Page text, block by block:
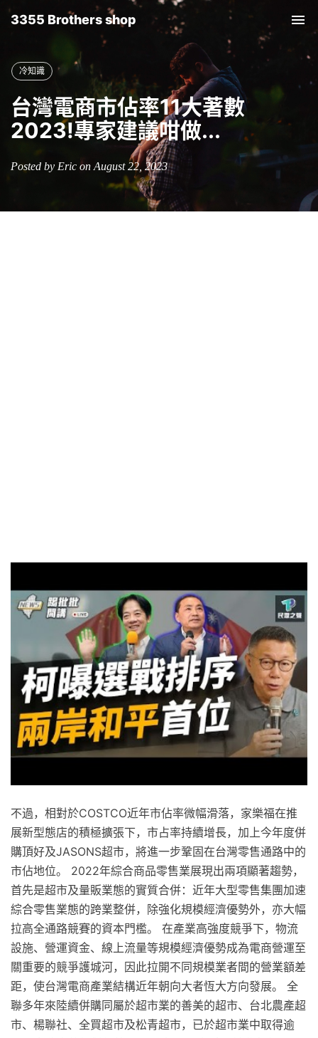
3355 Brothers shop
冷知識
台灣電商市佔率11大著數
2023!專家建議咁做...
Posted by Eric on August 22, 2023
不過，相對於COSTCO近年市佔率微幅滑落，家樂福在推
展新型態店的積極擴張下，市占率持續增長，加上今年度併
購頂好及JASONS超市，將進一步鞏固在台灣零售通路中的
市佔地位。 2022年綜合商品零售業展現出兩項顯著趨勢，
首先是超市及量販業態的實質合併：近年大型零售集團加速
綜合零售業態的跨業整併，除強化規模經濟優勢外，亦大幅
拉高全通路競賽的資本門檻。 在產業高強度競爭下，物流
設施、營運資金、線上流量等規模經濟優勢成為電商營運至
關重要的競爭護城河，因此拉開不同規模業者間的營業額差
距，使台灣電商產業結構近年朝向大者恆大方向發展。 全
聯多年來陸續併購同屬於超市業的善美的超市、台北農產超
市、楊聯社、全買超市及松青超市，已於超市業中取得逾